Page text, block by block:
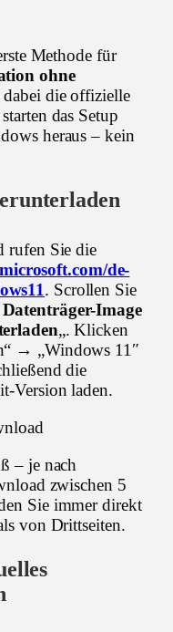
Methode für
ohne
die offizielle
das Setup
heraus – kein
rufen Sie die
microsoft.com/de-
. Scrollen Sie
Image
„. Klicken
→ „Windows 11″
die
Version laden.
– je nach
zwischen 5
Sie immer direkt
von Drittseiten.